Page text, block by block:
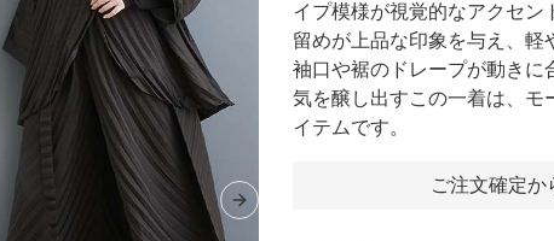
Next slide
イプ模様が視覚的なアクセン
留めが上品な印象を与え、軽
袖口や裾のドレープが動きに
気を醸し出すこの一着は、モ
イテムです。
ご注文確定か